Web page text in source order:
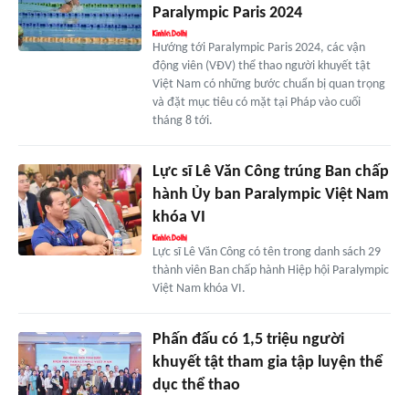
Paralympic Paris 2024
Hướng tới Paralympic Paris 2024, các vận
động viên (VĐV) thể thao người khuyết tật
Việt Nam có những bước chuẩn bị quan trọng
và đặt mục tiêu có mặt tại Pháp vào cuối
tháng 8 tới.
Lực sĩ Lê Văn Công trúng Ban chấp
hành Ủy ban Paralympic Việt Nam
khóa VI
Lực sĩ Lê Văn Công có tên trong danh sách 29
thành viên Ban chấp hành Hiệp hội Paralympic
Việt Nam khóa VI.
Phấn đấu có 1,5 triệu người
khuyết tật tham gia tập luyện thể
dục thể thao